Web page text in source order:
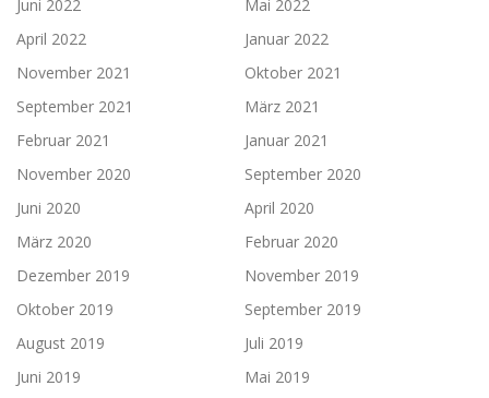
Juni 2022
Mai 2022
April 2022
Januar 2022
November 2021
Oktober 2021
September 2021
März 2021
Februar 2021
Januar 2021
November 2020
September 2020
Juni 2020
April 2020
März 2020
Februar 2020
Dezember 2019
November 2019
Oktober 2019
September 2019
August 2019
Juli 2019
Juni 2019
Mai 2019